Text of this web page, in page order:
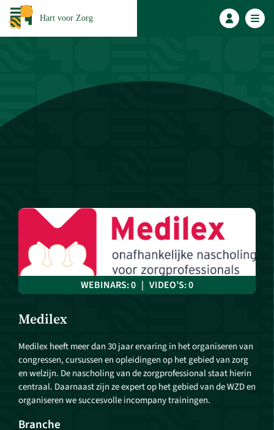
Hart voor Zorg
WEBINARS: 0 | VIDEO’S: 0
Medilex
Medilex heeft meer dan 30 jaar ervaring in het organiseren van
congressen, cursussen en opleidingen op het gebied van zorg
en welzijn. De nascholing van de zorgprofessional staat hierin
centraal. Daarnaast zijn ze expert op het gebied van de WZD en
organiseren we succesvolle incompany trainingen.
Branche